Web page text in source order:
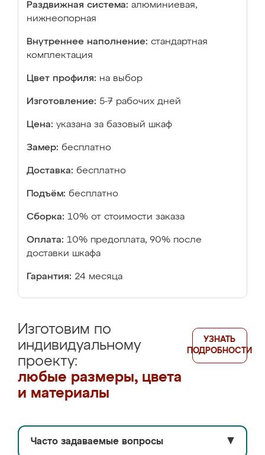
Раздвижная система: алюминиевая,
нижнеопорная
Внутреннее наполнение: стандартная
комплектация
Цвет профиля: на выбор
Изготовление: 5-7 рабочих дней
Цена: указана за базовый шкаф
Замер: бесплатно
Доставка: бесплатно
Подъём: бесплатно
Сборка: 10% от стоимости заказа
Оплата: 10% предоплата, 90% после
доставки шкафа
Гарантия: 24 месяца
Изготовим по
индивидуальному
проекту:
любые размеры, цвета
и материалы
УЗНАТЬ
ПОДРОБНОСТИ
Часто задаваемые вопросы ▼